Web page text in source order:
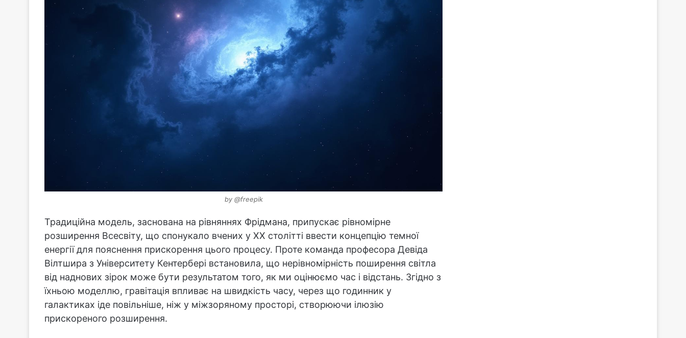
by @freepik
Традиційна модель, заснована на рівняннях Фрідмана, припускає рівномірне
розширення Всесвіту, що спонукало вчених у XX столітті ввести концепцію темної
енергії для пояснення прискорення цього процесу. Проте команда професора Девіда
Вілтшира з Університету Кентербері встановила, що нерівномірність поширення світла
від наднових зірок може бути результатом того, як ми оцінюємо час і відстань. Згідно з
їхньою моделлю, гравітація впливає на швидкість часу, через що годинник у
галактиках іде повільніше, ніж у міжзоряному просторі, створюючи ілюзію
прискореного розширення.